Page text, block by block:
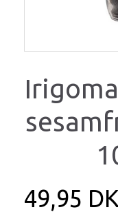
49,95